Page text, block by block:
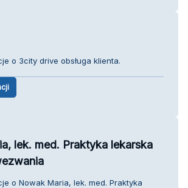
o 3city drive obsługa klienta.
lek. med. Praktyka lekarska
o Nowak Maria, lek. med. Praktyka